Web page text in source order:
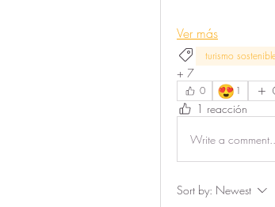
Ver más
turismo
+ 7
0 😍 1
1 reacción
Write a comment...
Sort by: Newest